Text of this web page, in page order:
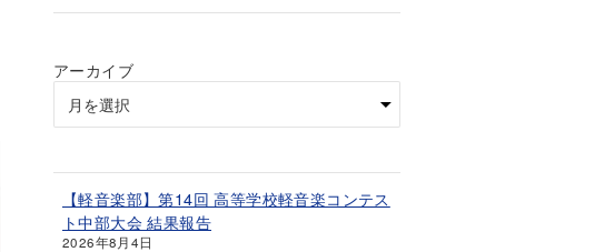
アーカイブ
【軽音楽部】第14回 高等学校軽音楽コンテス
ト中部大会 結果報告
2026年8月4日